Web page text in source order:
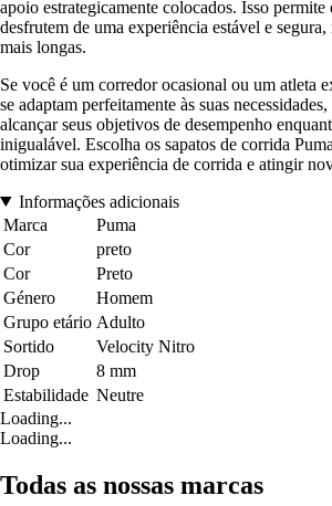
apoio estrategicamente colocados. Isso permite
desfrutem de uma experiência estável e
mais longas.
Se você é um corredor ocasional ou um atleta
se adaptam perfeitamente às suas
alcançar seus objetivos de desempenho
inigualável. Escolha os sapatos de corrida
otimizar sua experiência de corrida e atingir
Informações adicionais
Marca
Puma
Cor
preto
Cor
Preto
Género
Homem
Grupo etário Adulto
Sortido
Velocity Nitro
Drop
8 mm
Estabilidade Neutre
Loading...
Loading...
Todas as nossas marcas